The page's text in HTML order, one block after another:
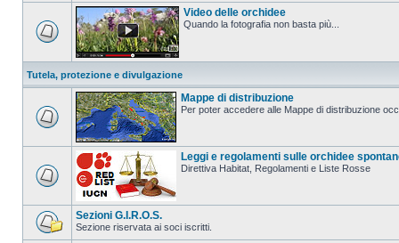
Video delle orchidee
Quando la fotografia non basta più...
Tutela, protezione e divulgazione
Mappe di distribuzione
Per poter accedere alle Mappe di distribuzione
Leggi e regolamenti sulle orchidee
Direttiva Habitat, Regolamenti e Liste Rosse
Sezioni G.I.R.O.S.
Sezione riservata ai soci iscritti.